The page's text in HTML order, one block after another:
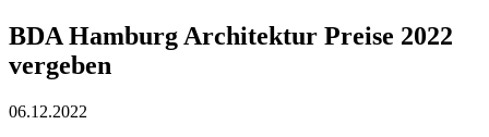
BDA Hamburg Architektur Preise 2022
vergeben
06.12.2022